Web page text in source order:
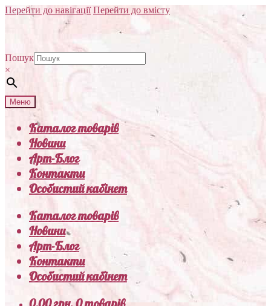
Перейти до навігації Перейти до вмісту
Пошук
×
Меню
Каталог товарів
Новини
Арт-Блог
Контакти
Особистий кабінет
Каталог товарів
Новини
Арт-Блог
Контакти
Особистий кабінет